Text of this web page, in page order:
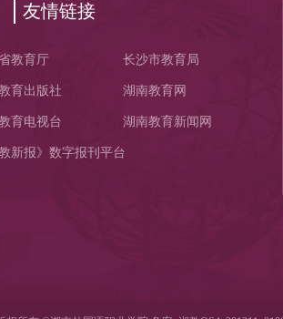
友情链接
教育厅 长沙市教育局
育出版社 湖南教育网
育电视台 湖南教育新闻网
教新报》数字报刊平台